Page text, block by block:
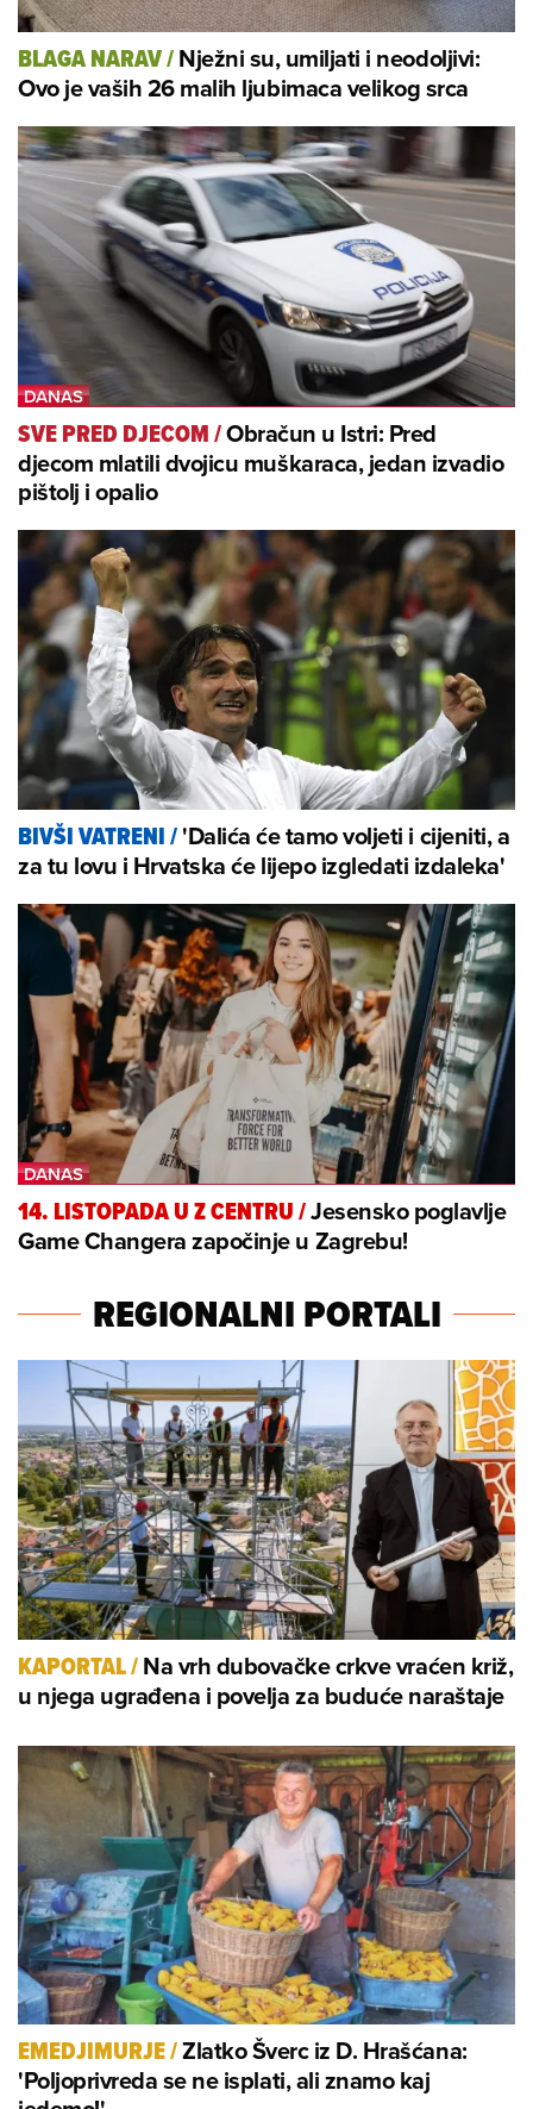
BLAGA NARAV/Nježni su, umiljati i neodoljivi:
Ovo je vaših 26 malih ljubimaca velikog srca
SVE PRED DJECOM/Obračun u Istri: Pred
djecom mlatili dvojicu muškaraca, jedan izvadio
pištolj i opalio
BIVŠI VATRENI/'Dalića će tamo voljeti i cijeniti, a
za tu lovu i Hrvatska će lijepo izgledati izdaleka'
14. LISTOPADA U Z CENTRU/Jesensko poglavlje
Game Changera započinje u Zagrebu!
REGIONALNI PORTALI
KAPORTAL/Na vrh dubovačke crkve vraćen križ,
u njega ugrađena i povelja za buduće naraštaje
EMEDJIMURJE/Zlatko Šverc iz D. Hrašćana:
'Poljoprivreda se ne isplati, ali znamo kaj